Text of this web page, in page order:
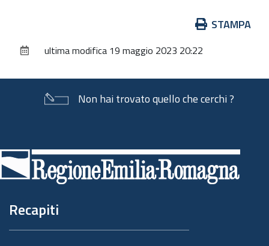
documento
STAMPA
ultima modifica 19 maggio 2023 20:22
Non hai trovato quello che cerchi ?
di
pagina
Recapiti